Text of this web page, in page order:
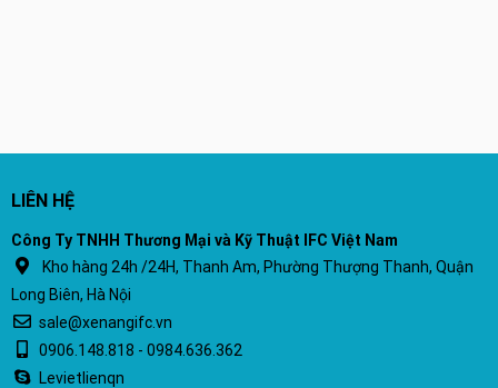
LIÊN HỆ
Công Ty TNHH Thương Mại và Kỹ Thuật IFC Việt Nam
Kho hàng 24h /24H, Thanh Am, Phường Thượng Thanh, Quận
Long Biên, Hà Nội
sale@xenangifc.vn
0906.148.818 - 0984.636.362
Levietlienqn